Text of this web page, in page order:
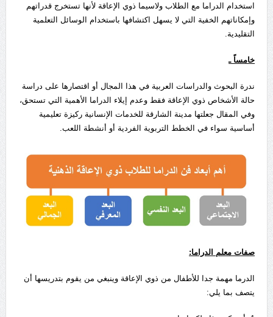
استخدام الدراما مع الطلاب ولاسيما ذوي الإعاقة لأنها تستخرج قدراتهم
وإمكاناتهم الخفية التي لا يسهل اكتشافها باستخدام الوسائل التعلمية
التقليدية.
خامساً ـ
ندرة البحوث والدراسات العربية في هذا المجال أو اقتصارها على دراسة
حالة الأشخاص ذوي الإعاقة فقط وعدم إيلاء الدراما الأهمية التي تستحق،
وفي المقال جعلتها مدينة الشارقة للخدمات الإنسانية ركيزة تعليمية
أساسية سواء في الخطط التربوية الفردية أو أنشطة اللعب.
صفات معلم الدراما:
الدرما مهمة جدا للأطفال من ذوي الإعاقة وينبغي من يقوم بتدريسها أن
يتصف بما يلي: